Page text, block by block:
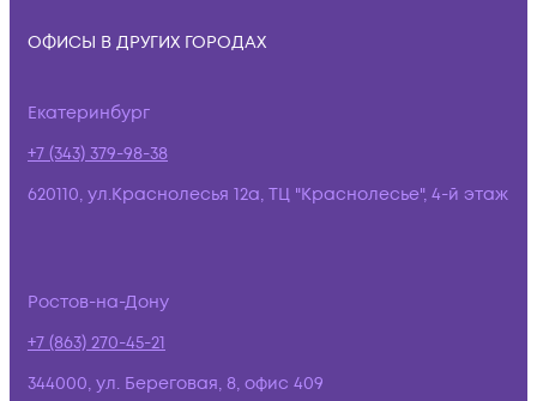
ОФИСЫ В ДРУГИХ ГОРОДАХ
Екатеринбург
+7 (343) 379-98-38
620110, ул.Краснолесья 12а, ТЦ "Краснолесье", 4-й этаж
Ростов-на-Дону
+7 (863) 270-45-21
344000, ул. Береговая, 8, офис 409